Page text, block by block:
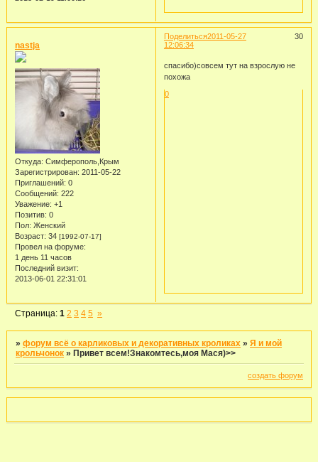
Поделиться 30
2011-05-27
12:06:34
nastja
Откуда: Симферополь,Крым
Зарегистрирован: 2011-05-22
Приглашений: 0
Сообщений: 222
Уважение: +1
Позитив: 0
Пол: Женский
Возраст: 34 [1992-07-17]
Провел на форуме:
1 день 11 часов
Последний визит:
2013-06-01 22:31:01
спасибо)совсем тут на взрослую не
похожа
0
Страница:1 2 3 4 5 »
»форум всё о карликовых и декоративных кроликах »Я и мой
крольчонок »Привет всем!Знакомтесь,моя Мася)>>
создать форум